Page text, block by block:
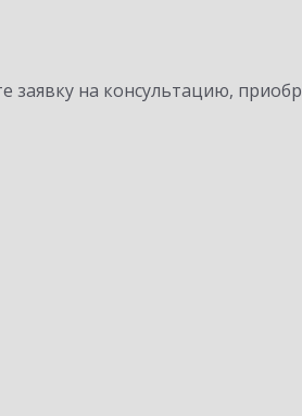
на консультацию,